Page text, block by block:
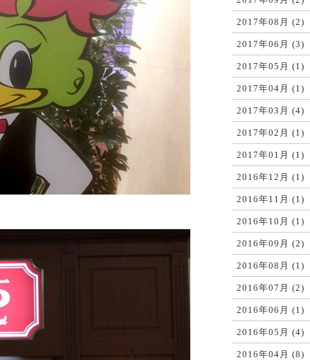
2017年08月 (2)
2017年06月 (3)
2017年05月 (1)
2017年04月 (1)
2017年03月 (4)
2017年02月 (1)
2017年01月 (1)
2016年12月 (1)
2016年11月 (1)
2016年10月 (1)
2016年09月 (2)
2016年08月 (1)
2016年07月 (2)
2016年06月 (1)
2016年05月 (4)
2016年04月 (8)